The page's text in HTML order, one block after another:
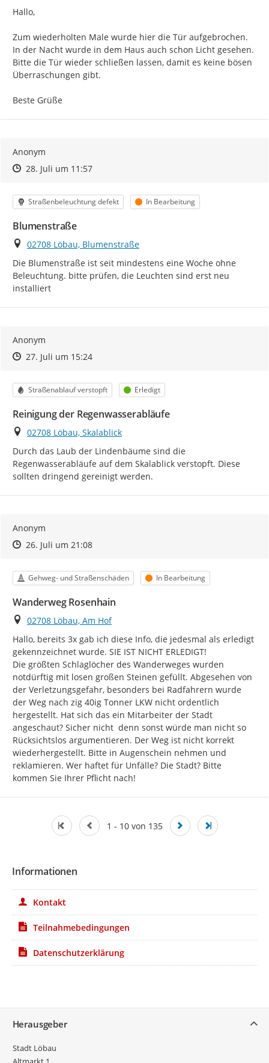
Hallo,
Zum wiederholten Male wurde hier die Tür aufgebrochen.
In der Nacht wurde in dem Haus auch schon Licht gesehen.
Bitte die Tür wieder schließen lassen, damit es keine bösen
Überraschungen gibt.
Beste Grüße
Anonym
Zeitpunkt des Erstellens
Zeitpunkt des Erstellens
28. Juli um 11:57Zur Äußerung
Kategorie
Straßenbeleuchtung defekt Status
In Bearbeitung
Blumenstraße
Ort
02708 Löbau, Blumenstraße
Die Blumenstraße ist seit mindestens eine Woche ohne
Beleuchtung. bitte prüfen, die Leuchten sind erst neu
installiert
Anonym
Zeitpunkt des Erstellens
Zeitpunkt des Erstellens
27. Juli um 15:24Zur Äußerung
Kategorie
Straßenablauf verstopft Status
Erledigt
Reinigung der Regenwasserabläufe
Ort
02708 Löbau, Skalablick
Durch das Laub der Lindenbäume sind die
Regenwasserabläufe auf dem Skalablick verstopft. Diese
sollten dringend gereinigt werden.
Anonym
Zeitpunkt des Erstellens
Zeitpunkt des Erstellens
26. Juli um 21:08Zur Äußerung
Kategorie
Gehweg- und Straßenschäden Status
In Bearbeitung
Wanderweg Rosenhain
Ort
02708 Löbau, Am Hof
Hallo, bereits 3x gab ich diese Info, die jedesmal als erledigt
gekennzeichnet wurde. SIE IST NICHT ERLEDIGT!
Die größten Schlaglöcher des Wanderweges wurden
notdürftig mit losen großen Steinen gefüllt. Abgesehen von
der Verletzungsgefahr, besonders bei Radfahrern wurde
der Weg nach zig 40ig Tonner LKW nicht ordentlich
hergestellt. Hat sich das ein Mitarbeiter der Stadt
angeschaut? Sicher nicht  denn sonst würde man nicht so
Rücksichtslos argumentieren. Der Weg ist nicht korrekt
wiederhergestellt. Bitte in Augenschein nehmen und
reklamieren. Wer haftet für Unfälle? Die Stadt? Bitte
kommen Sie Ihrer Pflicht nach!
1 - 10 von 135
Informationen
Kontakt
Teilnahmebedingungen
Datenschutzerklärung
Herausgeber
Stadt Löbau